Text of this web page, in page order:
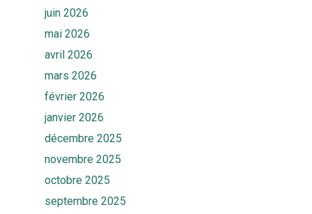
juin 2026
mai 2026
avril 2026
mars 2026
février 2026
janvier 2026
décembre 2025
novembre 2025
octobre 2025
septembre 2025